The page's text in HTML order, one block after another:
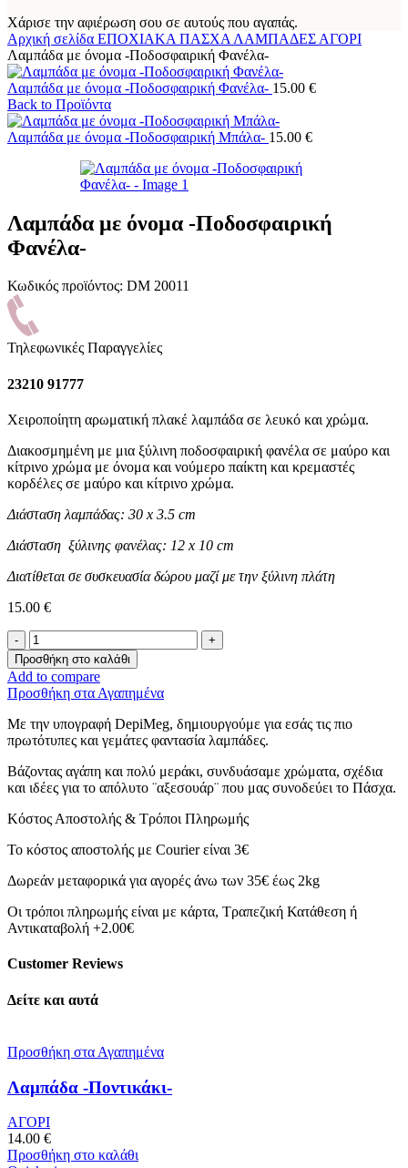
Χάρισε την αφιέρωση σου σε αυτούς που αγαπάς.
Αρχική σελίδα ΕΠΟΧΙΑΚΑ ΠΑΣΧΑ ΛΑΜΠΑΔΕΣ ΑΓΟΡΙ
Λαμπάδα με όνομα -Ποδοσφαιρική Φανέλα-
Λαμπάδα με όνομα -Ποδοσφαιρική Φανέλα- 15.00 €
Back to Προϊόντα
Λαμπάδα με όνομα -Ποδοσφαιρική Μπάλα- 15.00 €
Λαμπάδα με όνομα -Ποδοσφαιρική
Φανέλα-
Κωδικός προϊόντος: DM 20011
Τηλεφωνικές Παραγγελίες
23210 91777
Χειροποίητη αρωματική πλακέ λαμπάδα σε λευκό και χρώμα.
Διακοσμημένη με μια ξύλινη ποδοσφαιρική φανέλα σε μαύρο και
κίτρινο χρώμα με όνομα και νούμερο παίκτη και κρεμαστές
κορδέλες σε μαύρο και κίτρινο χρώμα.
Διάσταση λαμπάδας: 30 x 3.5 cm
Διάσταση ξύλινης φανέλας: 12 x 10 cm
Διατίθεται σε συσκευασία δώρου μαζί με την ξύλινη πλάτη
15.00 €
Λαμπάδα
με
όνομα
-Ποδοσφαιρική
Φανέλα-
ποσότητα
Προσθήκη στο καλάθι
Add to compare
Προσθήκη στα Αγαπημένα
Με την υπογραφή DepiMeg, δημιουργούμε για εσάς τις πιο
πρωτότυπες και γεμάτες φαντασία λαμπάδες.
Βάζοντας αγάπη και πολύ μεράκι, συνδυάσαμε χρώματα, σχέδια
και ιδέες για το απόλυτο ¨αξεσουάρ¨ που μας συνοδεύει το Πάσχα.
Κόστος Αποστολής & Τρόποι Πληρωμής
Το κόστος αποστολής με Courier είναι 3€
Δωρεάν μεταφορικά για αγορές άνω των 35€ έως 2kg
Οι τρόποι πληρωμής είναι με κάρτα, Τραπεζική Κατάθεση ή
Αντικαταβολή +2.00€
Customer Reviews
Δείτε και αυτά
Προσθήκη στα Αγαπημένα
Λαμπάδα -Ποντικάκι-
ΑΓΟΡΙ
14.00 €
Προσθήκη στο καλάθι